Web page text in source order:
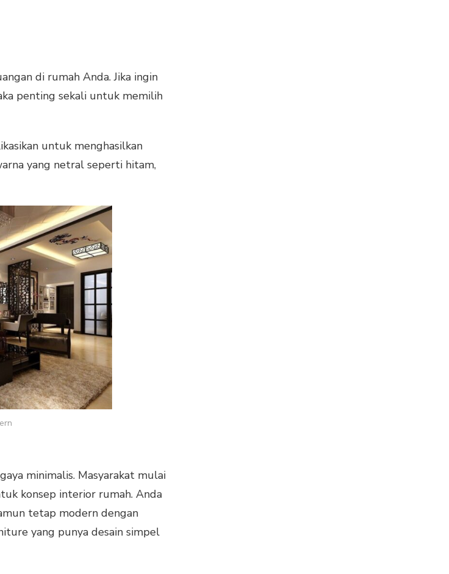
di rumah Anda. Jika ingin
penting sekali untuk memilih
untuk menghasilkan
yang netral seperti hitam,
minimalis. Masyarakat mulai
konsep interior rumah. Anda
tetap modern dengan
yang punya desain simpel